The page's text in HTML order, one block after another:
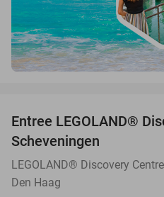
Entree LEGOLAND®
Scheveningen
LEGOLAND® Discovery
Den Haag